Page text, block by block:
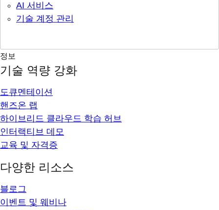
AI 서비스
기술 계정 관리
정보
기술 역량 강화
도큐멘테이션
핸즈온 랩
하이브리드 클라우드 학습 허브
인터랙티브 데모
교육 및 자격증
다양한 리소스
블로그
이벤트 및 웨비나